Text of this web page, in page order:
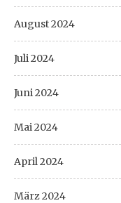
August 2024
Juli 2024
Juni 2024
Mai 2024
April 2024
März 2024